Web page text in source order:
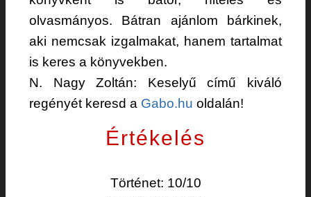
olvasmányos. Bátran ajánlom bárkinek,
aki nemcsak izgalmakat, hanem tartalmat
is keres a könyvekben.
N. Nagy Zoltán: Keselyű című kiváló
regényét keresd a Gabo.hu oldalán!
Értékelés
Történet: 10/10